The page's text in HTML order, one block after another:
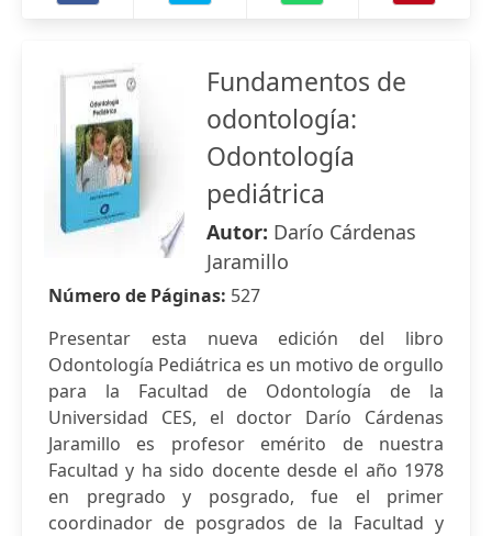
Fundamentos de
odontología:
Odontología
pediátrica
Autor: Darío Cárdenas
Jaramillo
Número de Páginas: 527
Presentar esta nueva edición del libro
Odontología Pediátrica es un motivo de orgullo
para la Facultad de Odontología de la
Universidad CES, el doctor Darío Cárdenas
Jaramillo es profesor emérito de nuestra
Facultad y ha sido docente desde el año 1978
en pregrado y posgrado, fue el primer
coordinador de posgrados de la Facultad y